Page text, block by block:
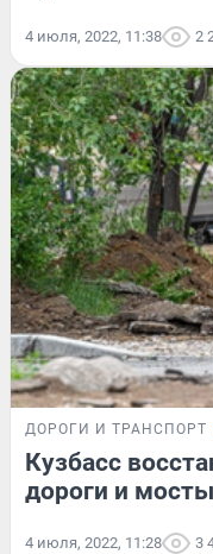
4 июля, 2022, 11:38 2
ДОРОГИ И ТРАНСПОРТ
Кузбасс
дороги и
4 июля, 2022, 11:28 3